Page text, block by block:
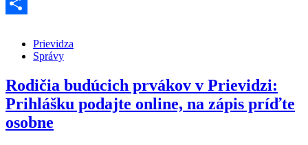
Messenger
Prievidza
Správy
Rodičia budúcich prvákov v Prievidzi:
Prihlášku podajte online, na zápis príďte
osobne